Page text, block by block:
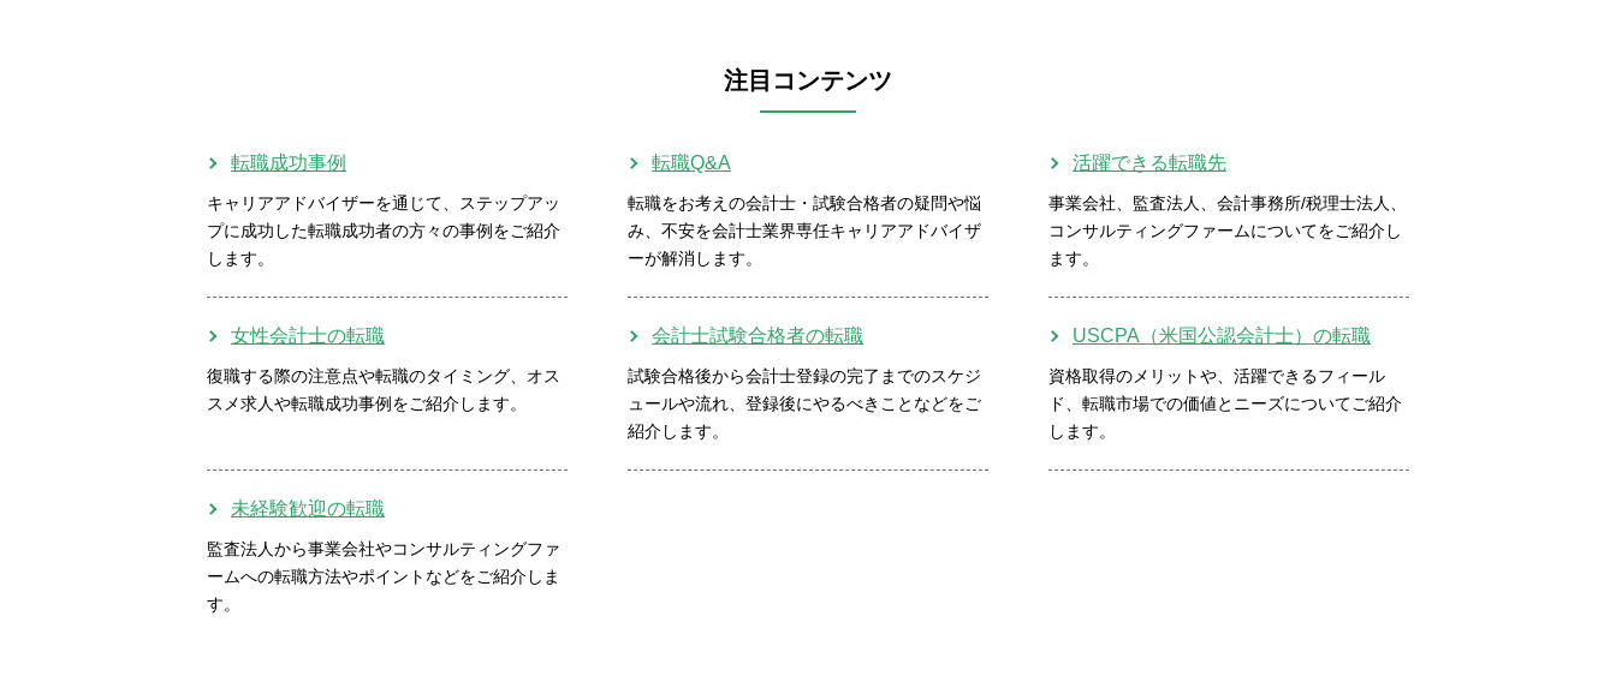
注目コンテンツ
転職成功事例
キャリアアドバイザーを通じて、ステップアッ
プに成功した転職成功者の方々の事例をご紹介
します。
転職Q&A
転職をお考えの会計士・試験合格者の疑問や悩
み、不安を会計士業界専任キャリアアドバイザ
ーが解消します。
活躍できる転職先
事業会社、監査法人、会計事務所/税理士法人、
コンサルティングファームについてをご紹介し
ます。
女性会計士の転職
復職する際の注意点や転職のタイミング、オス
スメ求人や転職成功事例をご紹介します。
会計士試験合格者の転職
試験合格後から会計士登録の完了までのスケジ
ュールや流れ、登録後にやるべきことなどをご
紹介します。
USCPA（米国公認会計士）の転職
資格取得のメリットや、活躍できるフィール
ド、転職市場での価値とニーズについてご紹介
します。
未経験歓迎の転職
監査法人から事業会社やコンサルティングファ
ームへの転職方法やポイントなどをご紹介しま
す。